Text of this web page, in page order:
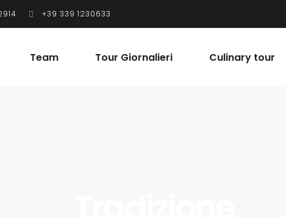
+39 339 1230633
Team Tour Giornalieri Culinary tour